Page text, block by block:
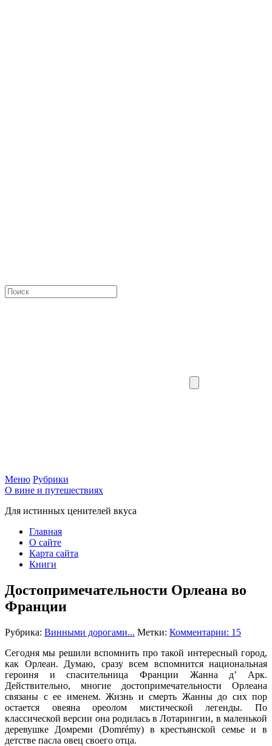
Меню Рубрики
О вине и путешествиях
Для истинных ценителей вкуса
Главная
О сайте
Карта сайта
Книги
Достопримечательности Орлеана во
Франции
Рубрика: Винными дорогами... Метки: Комментарии: 15
Сегодня мы решили вспомнить про такой интересный город,
как Орлеан. Думаю, сразу всем вспомнится национальная
героиня и спасительница Франции Жанна д’ Арк.
Действительно, многие достопримечательности Орлеана
связаны с ее именем. Жизнь и смерть Жанны до сих пор
остается овеяна ореолом мистической легенды. По
классической версии она родилась в Лотарингии, в маленькой
деревушке Домреми (Domrémy) в крестьянской семье и в
детстве пасла овец своего отца.